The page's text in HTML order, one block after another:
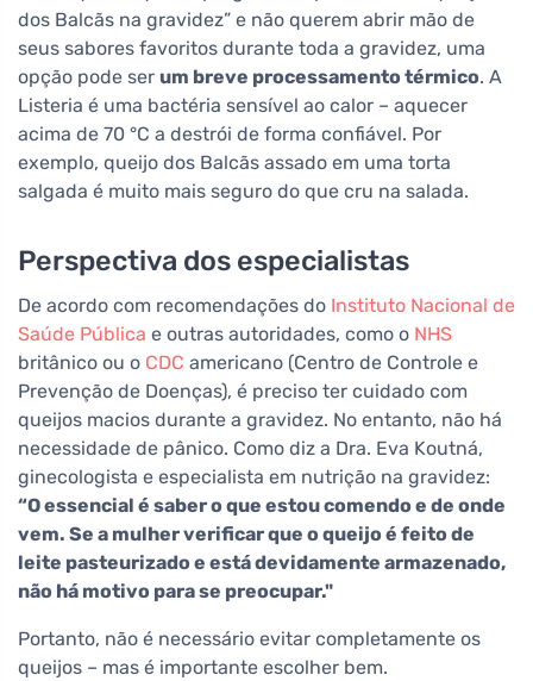
dos Balcãs na gravidez” e não querem abrir mão de
seus sabores favoritos durante toda a gravidez, uma
opção pode ser um breve processamento térmico. A
Listeria é uma bactéria sensível ao calor – aquecer
acima de 70 °C a destrói de forma confiável. Por
exemplo, queijo dos Balcãs assado em uma torta
salgada é muito mais seguro do que cru na salada.
Perspectiva dos especialistas
De acordo com recomendações do Instituto Nacional de
Saúde Pública e outras autoridades, como o NHS
britânico ou o CDC americano (Centro de Controle e
Prevenção de Doenças), é preciso ter cuidado com
queijos macios durante a gravidez. No entanto, não há
necessidade de pânico. Como diz a Dra. Eva Koutná,
ginecologista e especialista em nutrição na gravidez:
“O essencial é saber o que estou comendo e de onde
vem. Se a mulher verificar que o queijo é feito de
leite pasteurizado e está devidamente armazenado,
não há motivo para se preocupar."
Portanto, não é necessário evitar completamente os
queijos – mas é importante escolher bem.